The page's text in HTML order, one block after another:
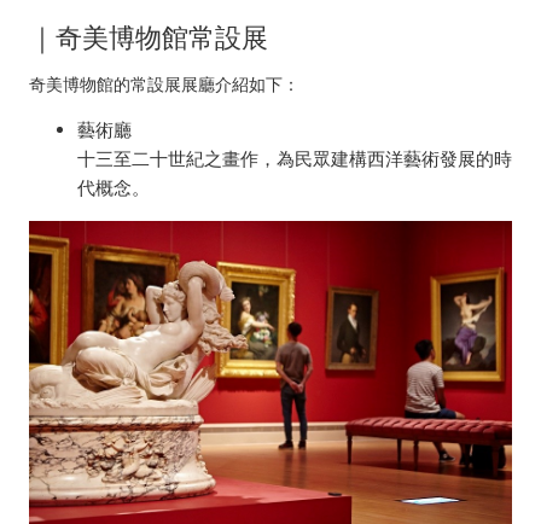
｜奇美博物館常設展
奇美博物館的常設展展廳介紹如下：
藝術廳
十三至二十世紀之畫作，為民眾建構西洋藝術發展的時
代概念。